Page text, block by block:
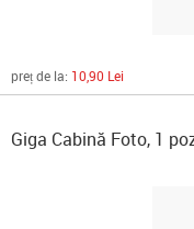
preț de la: 10,90 Lei
Giga Cabină Foto, 1